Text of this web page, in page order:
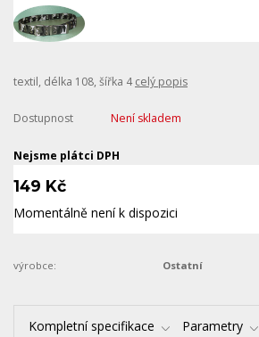
textil, délka 108, šířka 4celý popis
Dostupnost Není skladem
Nejsme plátci DPH
149 Kč
Momentálně není k dispozici
výrobce: Ostatní
Kompletní specifikace Parametry